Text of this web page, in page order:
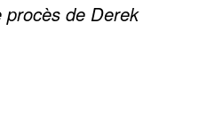
procès de Derek